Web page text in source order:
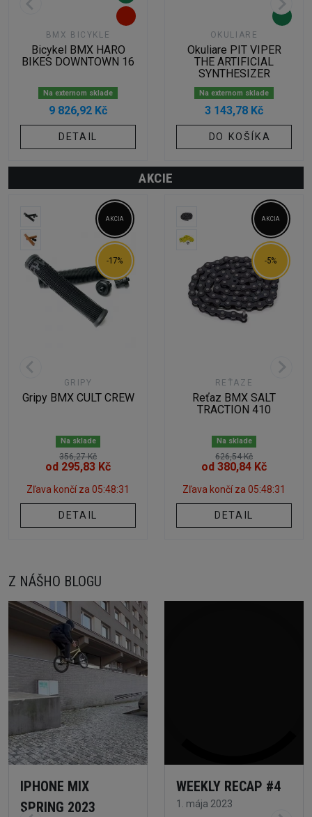
BMX BICYKLE
Bicykel BMX HARO
BIKES DOWNTOWN 16
Na externom sklade
9 826,92 Kč
DETAIL
OKULIARE
Okuliare PIT VIPER
THE ARTIFICIAL
SYNTHESIZER
Na externom sklade
3 143,78 Kč
DO KOŠÍKA
AKCIE
AKCIA
-17%
GRIPY
Gripy BMX CULT CREW
Na sklade
356,27 Kč
od 295,83 Kč
Zľava končí za 05:48:30
DETAIL
AKCIA
-5%
REŤAZE
Reťaz BMX SALT
TRACTION 410
Na sklade
626,54 Kč
od 380,84 Kč
Zľava končí za 05:48:30
DETAIL
Z NÁŠHO BLOGU
IPHONE MIX
SPRING 2023
WEEKLY RECAP #4
1. mája 2023